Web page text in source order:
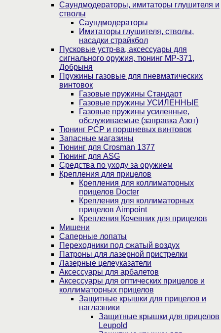
Саундмодераторы, имитаторы глушителя и
стволы
Саундмодераторы
Имитаторы глушителя, стволы,
насадки страйкбол
Пусковые устр-ва, аксессуары для
сигнального оружия, тюнинг МР-371,
Добрыня
Пружины газовые для пневматических
винтовок
Газовые пружины Стандарт
Газовые пружины УСИЛЕННЫЕ
Газовые пружины усиленные,
обслуживаемые (заправка Азот)
Тюнинг PCP и поршневых винтовок
Запасные магазины
Тюнинг для Crosman 1377
Тюнинг для ASG
Средства по уходу за оружием
Крепления для прицелов
Крепления для коллиматорных
прицелов Docter
Крепления для коллиматорных
прицелов Aimpoint
Крепления Кочевник для прицелов
Мишени
Саперные лопаты
Переходники под сжатый воздух
Патроны для лазерной пристрелки
Лазерные целеуказатели
Аксессуары для арбалетов
Аксессуары для оптических прицелов и
коллиматорных прицелов
Защитные крышки для прицелов и
наглазники
Защитные крышки для прицелов
Leupold